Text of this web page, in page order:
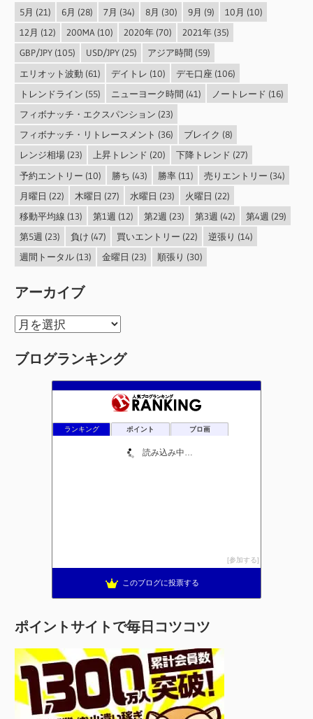
5月 (21) 6月 (28) 7月 (34) 8月 (30) 9月 (9) 10月 (10)
12月 (12) 200MA(10) 2020年(70) 2021年(35)
GBP/JPY(105) USD/JPY(25) アジア時間 (59)
エリオット波動 (61) デイトレ (10) デモ口座 (106)
トレンドライン (55) ニューヨーク時間 (41) ノートレード (16)
フィボナッチ・エクスパンション (23)
フィボナッチ・リトレースメント (36) ブレイク (8)
レンジ相場(23) 上昇トレンド (20) 下降トレンド (27)
予約エントリー (10) 勝ち (43) 勝率(11) 売りエントリー (34)
月曜日 (22) 木曜日 (27) 水曜日 (23) 火曜日 (22)
移動平均線 (13) 第1週 (12) 第2週 (23) 第3週 (42) 第4週 (29)
第5週 (23) 負け (47) 買いエントリー (22) 逆張り (14)
週間トータル(13) 金曜日 (23) 順張り (30)
アーカイブ
ア
カ
ブログランキング
ランキング ポイント ブロ画
485位 エフエックス de いろはにブログ
FX サイクル理論で相場環境認識！
FXテクニカル実践記
489位 日経２２５＆ＦＸ＆バイナリーオプション勝つための
490位 資産作りを始めよう−継続は資産なり
491位 たまのFX日記 初心者トレーダーの奮闘記
492位 もちょのFXトレード日記
このカテゴリを全て表示